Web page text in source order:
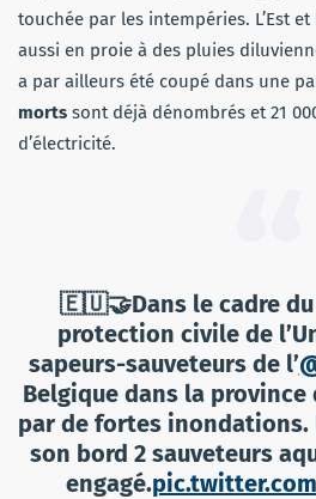
touchée par les intempéries. L’Est
aussi en proie à des pluies
a par ailleurs été coupé dans une
morts sont déjà dénombrés et 21
d’électricité.
🇪🇺🤝Dans le cadre du
protection civile de
sapeurs-sauveteurs de l’
Belgique dans la province
par de fortes inondations.
son bord 2 sauveteurs
engagé.